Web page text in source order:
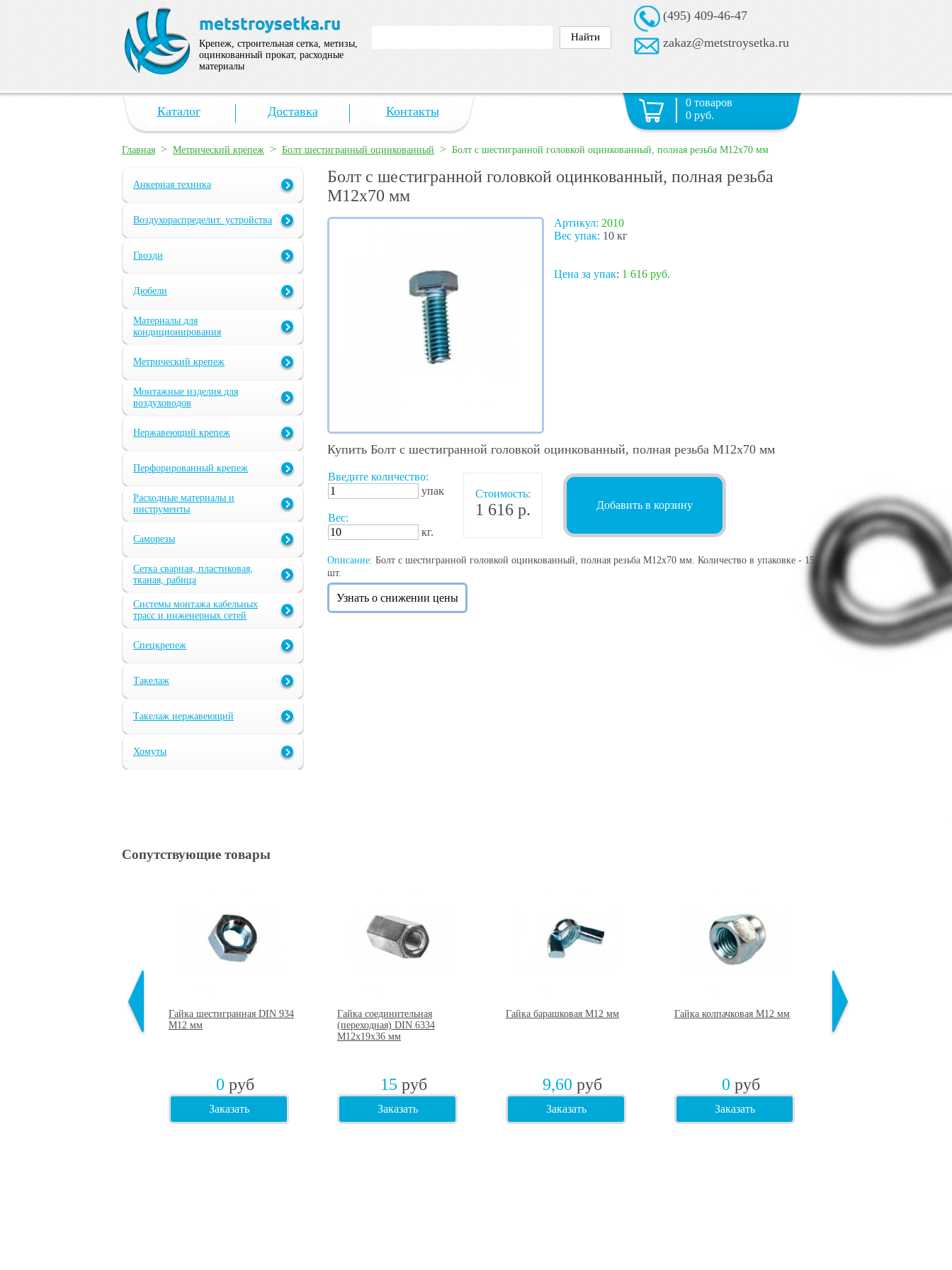
Крепеж, строительная сетка, метизы,
оцинкованный прокат, расходные
материалы
(495) 409-46-47
zakaz@metstroysetka.ru
Каталог Доставка Контакты
0 товаров
0 руб.
Главная > Метрический крепеж > Болт шестигранный оцинкованный > Болт с шестигранной головкой оцинкованный, полная резьба М12х70 мм
Анкерная техника
Воздухораспределит. устройства
Гвозди
Дюбели
Материалы для
кондиционирования
Метрический крепеж
Монтажные изделия для
воздуховодов
Нержавеющий крепеж
Перфорированный крепеж
Расходные материалы и
инструменты
Саморезы
Сетка сварная, пластиковая,
тканая, рабица
Системы монтажа кабельных
трасс и инженерных сетей
Спецкрепеж
Такелаж
Такелаж нержавеющий
Хомуты
Болт с шестигранной головкой оцинкованный, полная резьба
М12х70 мм
Артикул: 2010
Вес упак: 10 кг
Цена за упак: 1 616 руб.
Купить Болт с шестигранной головкой оцинкованный, полная резьба М12х70 мм
Введите количество:
упак
Вес:
кг.
Стоимость:
1 616 р. Добавить в корзину
Описание: Болт с шестигранной головкой оцинкованный, полная резьба М12х70 мм. Количество в упаковке - 155
шт.
Узнать о снижении цены
Сопутствующие товары
Гайка шестигранная DIN 934
М12 мм
0 руб
Заказать
Гайка соединительная
(переходная) DIN 6334
М12х19х36 мм
15 руб
Заказать
Гайка барашковая М12 мм
9,60 руб
Заказать
Гайка колпачковая М12 мм
0 руб
Заказать
Шайба плоская DIN